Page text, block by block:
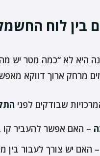
בין לוח
היא לא “כמה מטר יש
מרחק ארוך דווקא
שבודקים לפני
– האם אפשר להעביר קו
– האם יש צורך לעבור בין